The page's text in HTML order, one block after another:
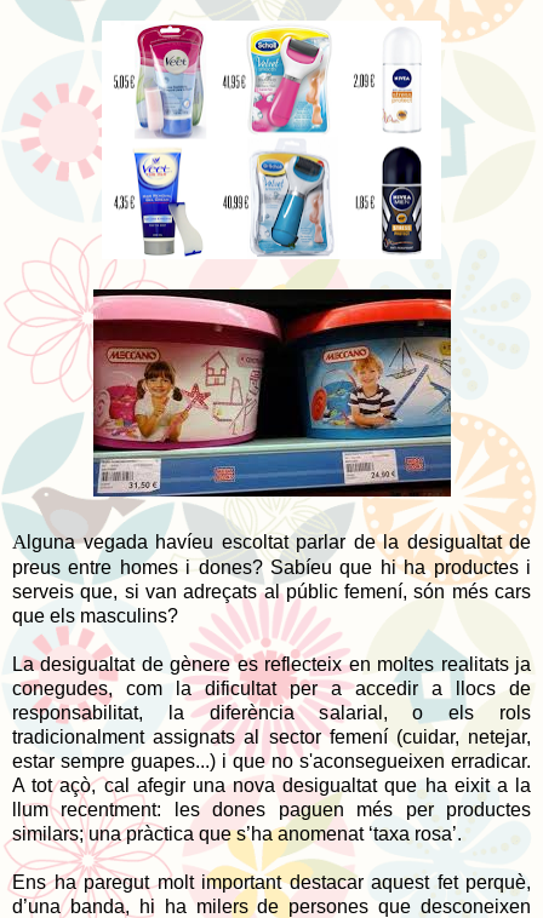
A lguna vegada havíeu escoltat parlar de la desigualtat de
preus entre homes i dones? Sabíeu que hi ha productes i
serveis que, si van adreçats al públic femení, són més cars
que els masculins?
La desigualtat de gènere es reflecteix en moltes realitats ja
conegudes, com la dificultat per a accedir a llocs de
responsabilitat, la diferència salarial, o els rols
tradicionalment assignats al sector femení (cuidar, netejar,
estar sempre guapes...) i que no s'aconsegueixen erradicar.
A tot açò, cal afegir una nova desigualtat que ha eixit a la
llum recentment: les dones paguen més per productes
similars; una pràctica que s’ha anomenat ‘taxa rosa’.
Ens ha paregut molt important destacar aquest fet perquè,
d’una banda, hi ha milers de persones que desconeixen